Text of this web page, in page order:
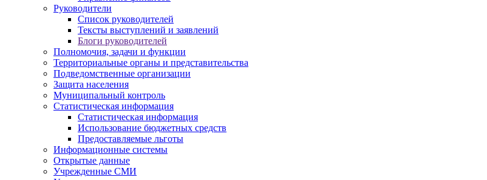
Руководители
Список руководителей
Тексты выступлений и заявлений
Блоги руководителей
Полномочия, задачи и функции
Территориальные органы и представительства
Подведомственные организации
Защита населения
Муниципальный контроль
Статистическая информация
Статистическая информация
Использование бюджетных средств
Предоставляемые льготы
Информационные системы
Открытые данные
Учрежденные СМИ